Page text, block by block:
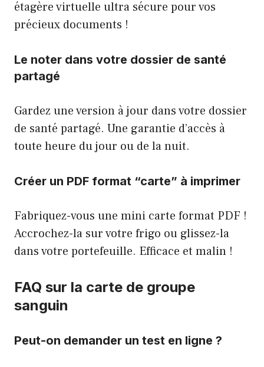
étagère virtuelle ultra sécure pour vos
précieux documents !
Le noter dans votre dossier de santé
partagé
Gardez une version à jour dans votre dossier
de santé partagé. Une garantie d’accès à
toute heure du jour ou de la nuit.
Créer un PDF format “carte” à imprimer
Fabriquez-vous une mini carte format PDF !
Accrochez-la sur votre frigo ou glissez-la
dans votre portefeuille. Efficace et malin !
FAQ sur la carte de groupe
sanguin
Peut-on demander un test en ligne ?